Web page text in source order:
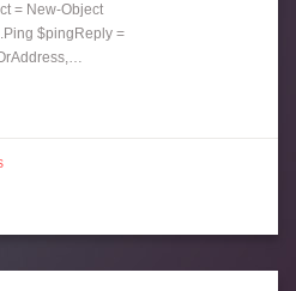
= New-Object
$pingReply =